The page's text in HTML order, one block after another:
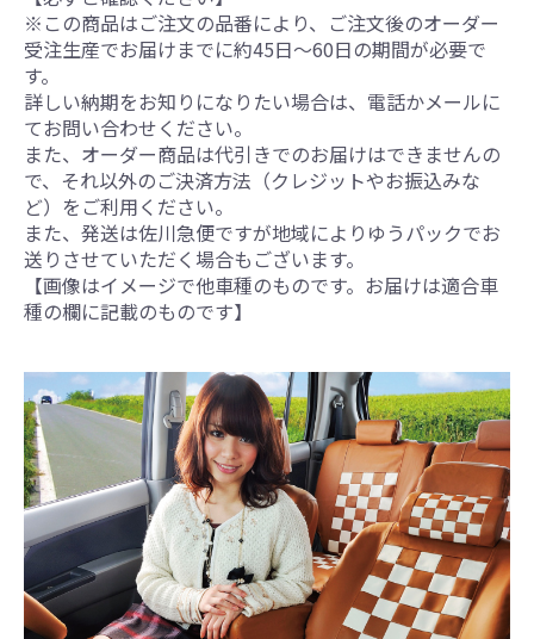
※この商品はご注文の品番により、ご注文後のオーダー
受注生産でお届けまでに約45日～60日の期間が必要で
す。
詳しい納期をお知りになりたい場合は、電話かメールに
てお問い合わせください。
また、オーダー商品は代引きでのお届けはできませんの
で、それ以外のご決済方法（クレジットやお振込みな
ど）をご利用ください。
また、発送は佐川急便ですが地域によりゆうパックでお
送りさせていただく場合もございます。
【画像はイメージで他車種のものです。お届けは適合車
種の欄に記載のものです】